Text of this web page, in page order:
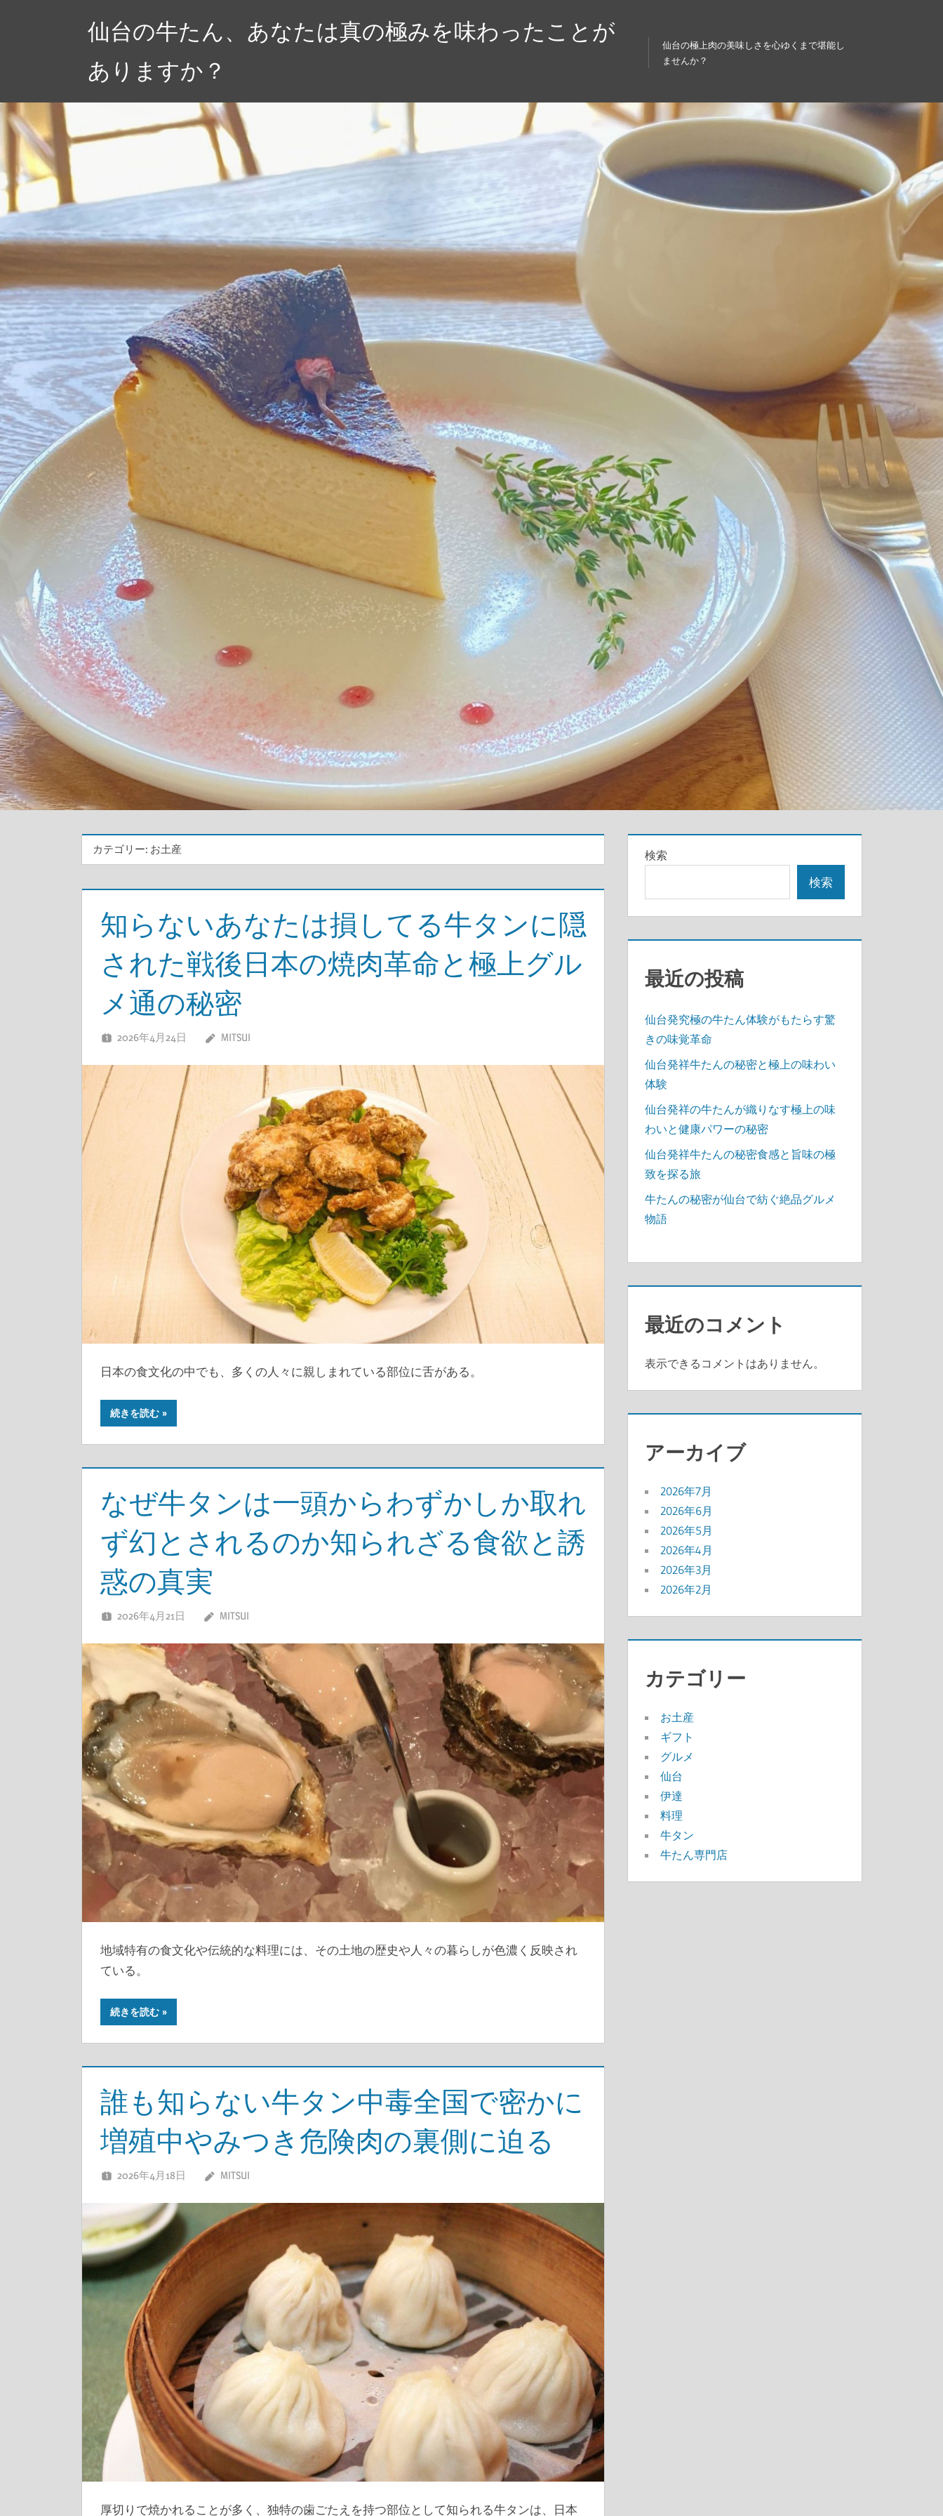
へ
ス
ッ
プ
仙台の牛たん、あなたは真の極みを味わったことが
ありますか？
仙台の極上肉の美味しさを心ゆくまで堪能し
ませんか？
カテゴリー: お土産
知らないあなたは損してる牛タンに隠
された戦後日本の焼肉革命と極上グル
メ通の秘密
2026年4月24日 MITSUI
日本の食文化の中でも、多くの人々に親しまれている部位に舌がある。
続きを読む
なぜ牛タンは一頭からわずかしか取れ
ず幻とされるのか知られざる食欲と誘
惑の真実
2026年4月21日 MITSUI
地域特有の食文化や伝統的な料理には、その土地の歴史や人々の暮らしが色濃く反映され
ている。
続きを読む
誰も知らない牛タン中毒全国で密かに
増殖中やみつき危険肉の裏側に迫る
2026年4月18日 MITSUI
厚切りで焼かれることが多く、独特の歯ごたえを持つ部位として知られる牛タンは、日本
検索
検索
最近の投稿
仙台発究極の牛たん体験がもたらす驚
きの味覚革命
仙台発祥牛たんの秘密と極上の味わい
体験
仙台発祥の牛たんが織りなす極上の味
わいと健康パワーの秘密
仙台発祥牛たんの秘密食感と旨味の極
致を探る旅
牛たんの秘密が仙台で紡ぐ絶品グルメ
物語
最近のコメント
表示できるコメントはありません。
アーカイブ
2026年7月
2026年6月
2026年5月
2026年4月
2026年3月
2026年2月
カテゴリー
お土産
ギフト
グルメ
仙台
伊達
料理
牛タン
牛たん専門店